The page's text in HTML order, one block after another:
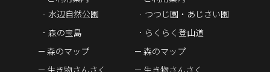
水辺自然公園
森の宝島
森のマップ
生き物さんさく
つつじ園・あじさい園
らくらく登山道
森のマップ
生き物さんさく